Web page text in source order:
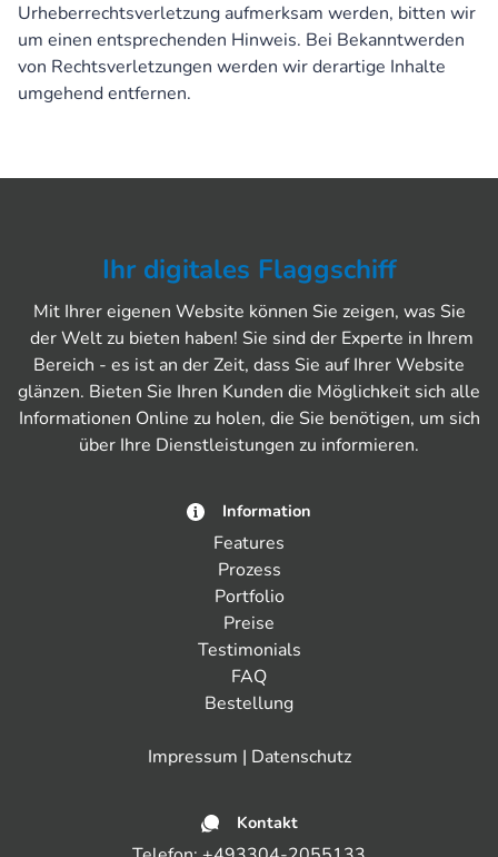
Urheberrechtsverletzung aufmerksam werden, bitten wir
um einen entsprechenden Hinweis. Bei Bekanntwerden
von Rechtsverletzungen werden wir derartige Inhalte
umgehend entfernen.
Ihr digitales Flaggschiff
Mit Ihrer eigenen Website können Sie zeigen, was Sie
der Welt zu bieten haben! Sie sind der Experte in Ihrem
Bereich - es ist an der Zeit, dass Sie auf Ihrer Website
glänzen. Bieten Sie Ihren Kunden die Möglichkeit sich alle
Informationen Online zu holen, die Sie benötigen, um sich
über Ihre Dienstleistungen zu informieren.
Information
Features
Prozess
Portfolio
Preise
Testimonials
FAQ
Bestellung
Impressum | Datenschutz
Kontakt